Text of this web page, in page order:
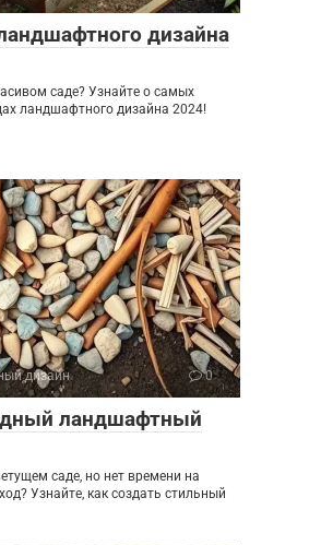
дизайна
саде? Узнайте о самых
ландшафтного дизайна 2024!
дизайн 0
ландшафтный
саде, но нет времени на
Узнайте, как создать стильный